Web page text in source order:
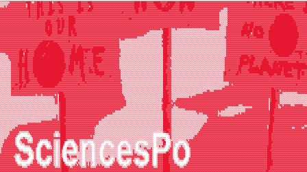
Productions
Activités
Outils
Séminaire
▒▒▒▒▒▒▒▓▓▓▓▓▓▒░     ░░▓▓▓▓▓▓▓▓▓▓▓▓▓▓▓▓▓▒░ ░▒████▓▓▓▓▓▓▓▓▓▓▓▓▓▓▓▓▓▓▓▓▓▒▒▒▒▒▒▒▒▒▒▒▒▒▒▒▒▒▒▒▒▒▒▒▒▒▒▒▒▒▒▒▒▒▒▒▒▒▒▒▒▒▒░
▒▒▒▒▒▒▓▓▓▓▓▓░         ░▓▓▓▓▓▓▓▓▓▓▓▓▓▓▓▓▒░ ░▒████▓▓▓▓▓▓▓▓▓▓▓▓▓▓▓▓▓▓▒▓▒▒▒▒▒▒▒▒▒▒▒▒▒▒▒▒▒▒▒▒▒▒▒▒▒▒▒▒▒▒▒▒▒▒▒▒▒▒▒▒▒▒▒░
▒▒▒▒▒▓▓▓▓▓▓▒   ░▒▓▒░ ░ ▒▓▓▓▓▓▓▓▓▓▓▓▓▓▓▓▓▓▓▓▓████▓▓▓▓▓▓▓▓▓▓▓▓▓▓▓▓▓▓▓▓▒▒▒▒▒▒▒▒▒▒▒▒▒▒▒▒▒▒▒▒▒▒▒▒▒▒▒▒▒▒▒▒▒▒▒▒▒▒▒▒▒▒▒░  ░▒▒▒▒▒░
▒▒▒▓▓▓▓▓▓▓▓▒  ░▓▓▓▓▓░  ░▓▓▓▓▓▒▒░░░▒▓▓▓▓▒░░░▒████▓▒░░▒▒▓▓▓▓▒░░░▒▒░░░▒▒▒▒▒▒▒▒▒░░░░▒▒▒▒▒▒▒▒▒░░░░▒▒▒▒▒▒▒▒░░░░░▒▒▒▒▒░  ░▒▒▒▓█▒
▒▒▒▓▓▓▓▓▓▓▓▒  ░▒▓▓▓▓▒░░▒▓▓▓▓▒      ░▒▓▓▒░ ░▒███▒      ▒▓▓▓▒░ ░░░    ░▒▒▒▒▒▒░     ░▒▒▒▒▒░     ░▒▒▒▒▒░       ░▒▒▒░  ░▒▒▒▒██   ▒▓▒▒▒░
▒▒▓▓▓▓▓▓▓▓▓▒   ░░▒▓▓▓▓▓▓▓▓▓▒   ░░   ░▓▓▒░ ░▒██▓   ░░   ▒▓▓▒░    ░░   ░▒▒▒▒   ░░   ░▒▒▒░   ░░  ░▒▒▒░  ░▒▒░   ▒▒▒▒  ░▒▒▒▒█▓   ▒▓▒▒   ░░░
▒▒▓▓▓▓▓▓▓▓▓▓░     ░░▒▒▓▓▓▓▓░  ░▓▓▒   ▒▓▒░ ░▒██░  ▒▒▒░  ░▒▓▒░   ▒▒▒░  ░▒▒▒░  ░▒▒▒░  ░▒▒  ░▒▒▒░  ░▒▒░  ▒▓▒▒▒▒▒▒▒▒▒  ░▒▓▒▓▓░  ░▒▓▒░  ░▒▓▒░
▒▓▓▓▓▓▓▓▓▓▓▓▓░        ░▓▓▓▒  ░▓▓▓▓░░▒▒▓▒░ ░▒█▓  ░█▓▓▓░  ▒▓▒░  ░▓▒▒▒  ░▒▒▒   ▒▒▒▒░░░▒▒░  ░▓▓▓▒░ ░▒▒░  ░▒▒▒▓▓▒▒▒▓▒   ░░░░░   ▒▓▓▒  ░▒▓▓▓▒
▒▓▓▓▓▓▓▓▓▓▓▓▓▓▒░░      ░▓▓░  ░▓▓▓▓▓▓▓▓▓▒░ ░▒█▒  ░▒░░░░  ░▓▒░  ▒▒▒▒▒  ░▒▒░  ░▒▒▒▒▒▒▒▒▒░  ░░░░░░ ░▒▓░    ░░░▒▓▓▓▓▒          ▒▓▓▓░  ░▓▓▓▓▓░
▒▓▓▓▓▓▓▓▓▓▓▓▓▓▓▓▓▒▒░░  ░▒▓░  ░▓▓▓▓▓▓▓▓▓▒░ ░▒█▒          ░▒▒░  ▒▒▒▒▒  ░▒▒░  ░▒▒▒▒▒▒▒▒▒░          ▒▓▒░░      ░▓▓▓▒   ░░░░▒▒▓█▓▓▓░  ▒▓▓▓▓▓░
▓▓▓▓▓▓▓▓▓▓▓▒▒░▒▓▓▓▓▓▒   ▒▓░  ░▓▓▓▓▓▓▓▓▓▒░ ░▒▓▒  ░▓▒▒▒▒▒▒▒▒▒░  ▒▒▒▒▒  ░▒▒░  ░▒▒▒▒▒▒▒▒▒░  ░▒▒▒▒▒▒▒▒▓▓▓▒▒░░    ░▓▓▒  ░▓▓▓▓█████▓▓░  ░▓▓▓▓▓░
▓▓▓▓▓▓▓▓▓▓▒░  ░▓▓▓▓▓▓░  ▒▓▒  ░▓▓▓▓░░░▒▓▒░ ░▒▓▒  ░█▓▒▓▓▓▓▒▒▒░  ▒▒▒▒▒  ░▒▒▒  ░▒▒▒▓▒░░▒▒░  ▒▓▓▓▓▓▓▓▓▓▓▓▓▓▓▓▒░  ░▓▓▒  ░▓▓▓▓████▓▓▓░  ░▓▓▓▓▓░
▓▓▓▓▓▓▓▓▓▓▓░  ░▒▓▓▓▓▒   ▒▓▒   ▒▓▓▒░  ░▓▒░ ░▒▓▓   ▒▓▒▒░░▒▒▒▒░  ▒▒▒▒▒  ░▒▒▒   ▒▓▓▒░  ░▓░  ░▒▓▓▒░▒▒▓▓▒▒░▒▓▓▓▒  ░▓▓▒  ░▓▓▓▓████▓▓▓▒   ▒▓▓▓░
▓▓▓▓▓▓▓▓▓▓▓▒   ░░▒▒░   ░▓▓▓░  ░░▒░  ░▒▓▒░ ░▒▓█░  ░░▒░   ▒▓▒░  ▒▒▒▒▒  ░▒▒▒░  ░░▒░  ░▒▓▒░  ░▒░░  ░▓▒░  ░▒▒░░  ░▓▓▒  ░▓▓▓▓████▓▓▓▓░  ░░▒░
▓▓▓▓▓▓▓▓▓▓▓▓▒         ░▒▓▓▓▒░       ▒▓▓▒░ ░▒▓██░       ▒▓▒▒░  ▒▓▒▓▒░ ░▒▒▒▒░       ▒▓▓▓▒       ░▒▓▓▒        ░▓▓▓▒  ░▓▓▓▓████▓▓▓▓▒░
▓▓▓▓▓▓▓▓▓▓▓▓▓▒░░   ░░▒▓▓▓▓▓▓▓░░  ░░▒▓▓▓▒░ ░▒▓██▓▒░  ░░▒▓▒▓▒░  ▒▓▒▓▒  ░▒▓▒▓▒░░   ░▒▓▓▓▓▓▒░░  ░░▒▓▓▓▓▒░░   ░░▓▓▓▓▒  ░▓▓▓▓█████▓▓▓▓▓▒░